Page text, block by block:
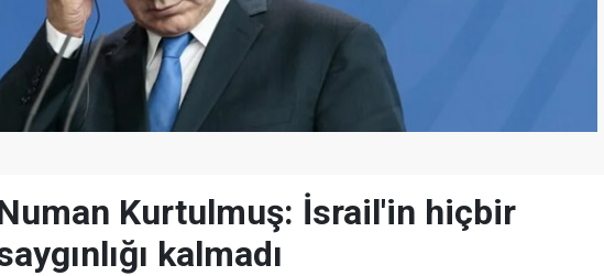
Kurtulmuş: İsrail'in hiçbir
kalmadı